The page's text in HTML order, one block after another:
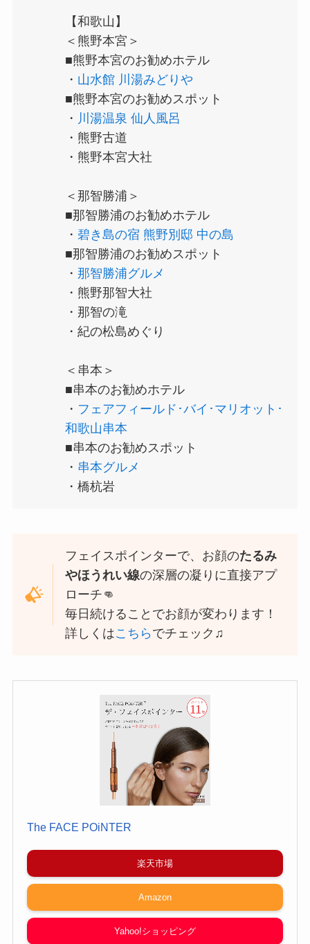
【和歌山】
＜熊野本宮＞
■熊野本宮のお勧めホテル
・ 山水館 川湯みどりや
■熊野本宮のお勧めスポット
・ 川湯温泉 仙人風呂
・熊野古道
・熊野本宮大社
＜那智勝浦＞
■那智勝浦のお勧めホテル
・碧き島の宿 熊野別邸 中の島
■那智勝浦のお勧めスポット
・那智勝浦グルメ
・熊野那智大社
・那智の滝
・紀の松島めぐり
＜串本＞
■串本のお勧めホテル
・ フェアフィールド･バイ･マリオット･
和歌山串本
■串本のお勧めスポット
・ 串本グルメ
・橋杭岩
フェイスポインターで、お顔のたるみ
やほうれい線の深層の凝りに直接アプ
ローチ👊
毎日続けることでお顔が変わります！
詳しくはこちら でチェック♫
The FACE POiNTER
楽天市場
Amazon
Yahoo!ショッピング